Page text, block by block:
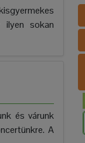
ilyen sokan
és várunk
A